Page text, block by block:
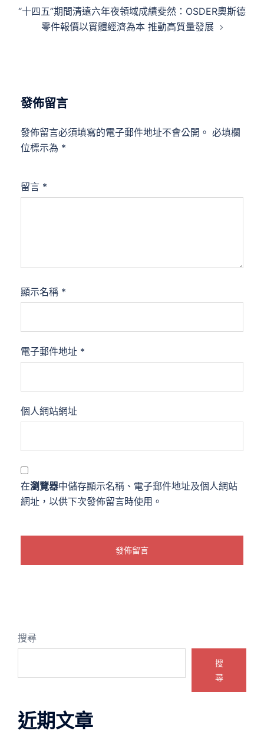
“十四五”期間清遠六年夜領域成績斐然：OSDER奧斯德
零件報價以實體經濟為本 推動高質量發展
發佈留言
發佈留言必須填寫的電子郵件地址不會公開。 必填欄
位標示為 *
留言 *
顯示名稱 *
電子郵件地址 *
個人網站網址
在瀏覽器中儲存顯示名稱、電子郵件地址及個人網站
網址，以供下次發佈留言時使用。
搜尋
搜
尋
近期文章